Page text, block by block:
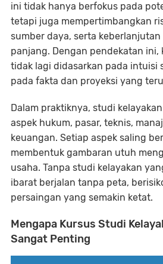
ini tidak hanya berfokus pada
tetapi juga mempertimbangkan
sumber daya, serta
panjang. Dengan pendekatan
tidak lagi didasarkan pada intuisi
pada fakta dan proyeksi yang
Dalam praktiknya, studi
aspek hukum, pasar, teknis,
keuangan. Setiap aspek saling
membentuk gambaran utuh
usaha. Tanpa studi kelayakan
ibarat berjalan tanpa peta,
persaingan yang semakin ketat.
Mengapa Kursus Studi
Sangat Penting